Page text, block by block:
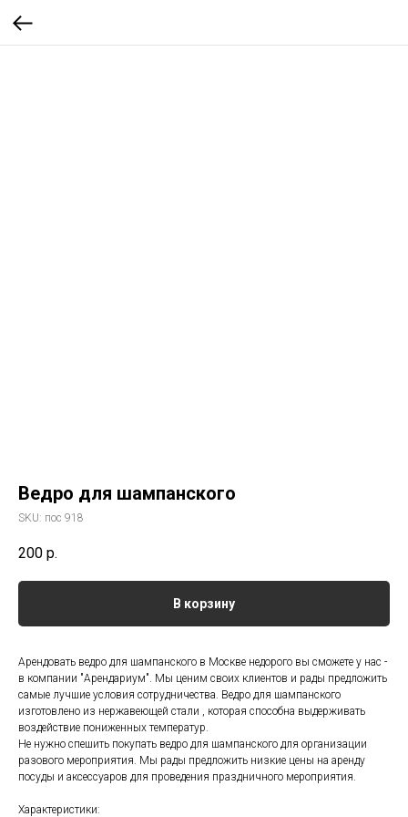
Ведро для шампанского
SKU: пос 918
200 р.
В корзину
Арендовать ведро для шампанского в Москве недорого вы сможете у нас -
в компании "Арендариум". Мы ценим своих клиентов и рады предложить
самые лучшие условия сотрудничества. Ведро для шампанского
изготовлено из нержавеющей стали , которая способна выдерживать
воздействие пониженных температур.
Не нужно спешить покупать ведро для шампанского для организации
разового мероприятия. Мы рады предложить низкие цены на аренду
посуды и аксессуаров для проведения праздничного мероприятия.
Характеристики: